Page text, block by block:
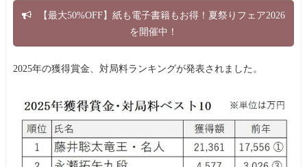
【最大50%OFF】紙も電子書籍もお得！夏祭りフェア2026
を開催中！
2025年の獲得賞金、対局料ランキングが発表されました。